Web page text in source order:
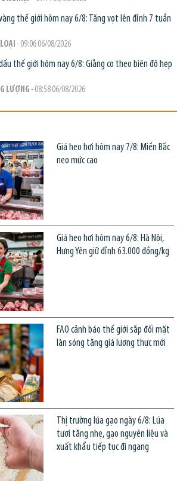
thế giới hôm nay 6/8: Tăng vọt lên đỉnh 7 tuần
- 09:06 06/08/2026
thế giới hôm nay 6/8: Giằng co theo biên độ hẹp
LƯỢNG - 08:58 06/08/2026
Giá heo hơi hôm nay 7/8: Miền Bắc
neo mức cao
Giá heo hơi hôm nay 6/8: Hà Nội,
Hưng Yên giữ đỉnh 63.000 đồng/kg
FAO cảnh báo thế giới sắp đối mặt
làn sóng tăng giá lương thực mới
Thị trường lúa gạo ngày 6/8: Lúa
tươi tăng nhẹ, gạo nguyên liệu và
xuất khẩu tiếp tục đi ngang